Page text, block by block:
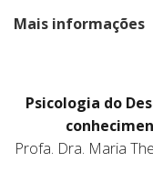
Mais informações
Psicologia do
Profa. Dra. Maria